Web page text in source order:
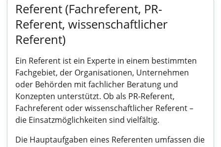
Referent (Fachreferent, PR-
Referent, wissenschaftlicher
Referent)
Ein Referent ist ein Experte in einem bestimmten
Fachgebiet, der Organisationen, Unternehmen
oder Behörden mit fachlicher Beratung und
Konzepten unterstützt. Ob als PR-Referent,
Fachreferent oder wissenschaftlicher Referent –
die Einsatzmöglichkeiten sind vielfältig.
Die Hauptaufgaben eines Referenten umfassen die